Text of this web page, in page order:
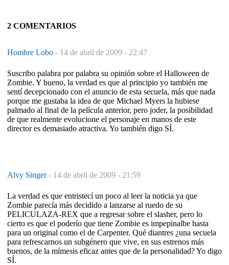
2 COMENTARIOS
Hombre Lobo - 14 de abril de 2009 - 22:47
Suscribo palabra por palabra su opinión sobre el Halloween de
Zombie. Y bueno, la verdad es que al principio yo también me
sentí decepcionado con el anuncio de esta secuela, más que nada
porque me gustaba la idea de que Michael Myers la hubiese
palmado al final de la película anterior, pero joder, la posibilidad
de que realmente evolucione el personaje en manos de este
director es demasiado atractiva. Yo también digo SÍ.
Alvy Singer- 14 de abril de 2009 - 21:59
La verdad es que entristecí un poco al leer la noticia ya que
Zombie parecía más decidido a lanzarse al ruedo de su
PELICULAZA-REX que a regresar sobre el slasher, pero lo
cierto es que el poderío que tiene Zombie es impepinalbe hasta
para un original como el de Carpenter. Qué diantres ¿una secuela
para refrescarnos un subgénero que vive, en sus estrenos más
buenos, de la mímesis eficaz antes que de la personalidad? Yo digo
SÍ.